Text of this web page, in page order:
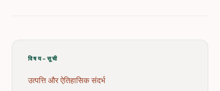
विषय-सूची
उत्पत्ति और ऐतिहासिक संदर्भ